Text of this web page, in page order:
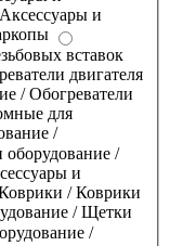
Аксессуары и
вставок
двигателя
/ Обогреватели
для
/
оборудование /
и
/ Коврики
/ Щетки
/